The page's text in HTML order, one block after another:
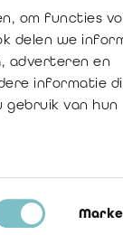
om functies
delen we
adverteren en
informatie
van hun
chiffres